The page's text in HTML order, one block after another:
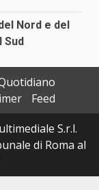
Nord e del
Sud
Feed
S.r.l.
di Roma al